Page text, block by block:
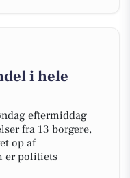
i hele
eftermiddag
fra 13 borgere,
op af
er politiets